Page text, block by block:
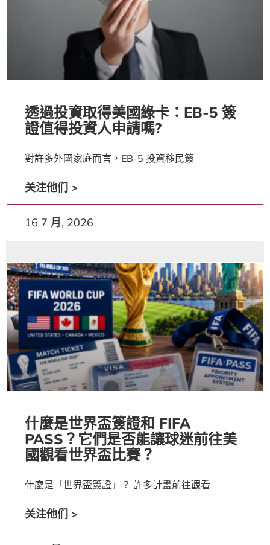
透過投資取得美國綠卡：EB-5 簽
證值得投資人申請嗎?
對許多外國家庭而言，EB-5 投資移民簽
关注他们 >
16 7 月, 2026
什麼是世界盃簽證和 FIFA
PASS？它們是否能讓球迷前往美
國觀看世界盃比賽？
什麼是「世界盃簽證」？ 許多計畫前往觀看
关注他们 >